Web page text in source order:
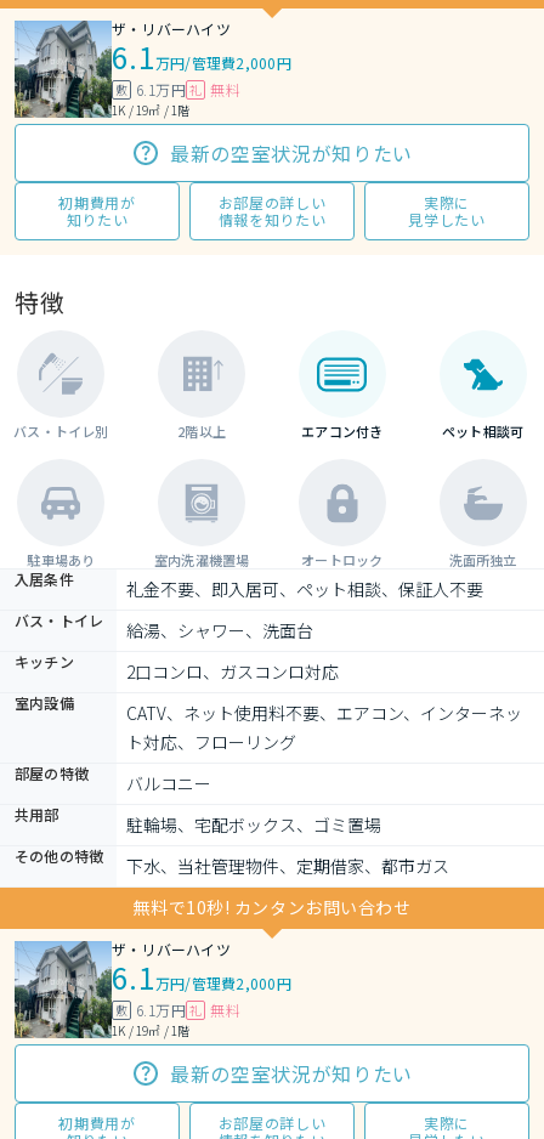
ザ・リバーハイツ
6.1万円/管理費2,000円
敷 6.1万円 礼 無料
1K / 19㎡ / 1階
最新の空室状況が知りたい
初期費用が
知りたい
お部屋の詳しい
情報を知りたい
実際に
見学したい
特徴
バス・トイレ別 2階以上 エアコン付き ペット相談可
駐車場あり 室内洗濯機置場 オートロック 洗面所独立
入居条件 礼金不要、即入居可、ペット相談、保証人不要
バス・トイレ 給湯、シャワー、洗面台
キッチン 2口コンロ、ガスコンロ対応
室内設備
CATV、ネット使用料不要、エアコン、インターネッ
ト対応、フローリング
部屋の特徴 バルコニー
共用部 駐輪場、宅配ボックス、ゴミ置場
その他の特徴
下水、当社管理物件、定期借家、都市ガス
無料で10秒! カンタンお問い合わせ
ザ・リバーハイツ
6.1万円/管理費2,000円
敷 6.1万円 礼 無料
1K / 19㎡ / 1階
最新の空室状況が知りたい
初期費用が
お部屋の詳しい
実際に